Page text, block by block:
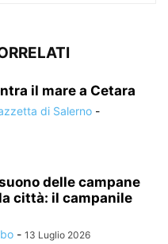
il mare a Cetara
di Salerno -
delle campane
città: il campanile
- 13 Luglio 2026